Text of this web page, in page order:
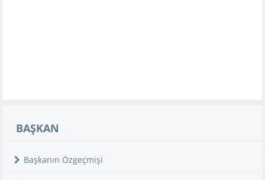
BAŞKAN
Başkanın Özgeçmişi